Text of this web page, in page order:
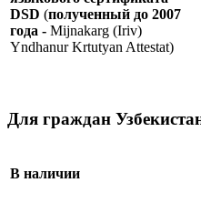
DSD (полученный до 2007
года - Mijnakarg (Iriv)
Yndhanur Krtutyan Attestat)
Для граждан
В наличии